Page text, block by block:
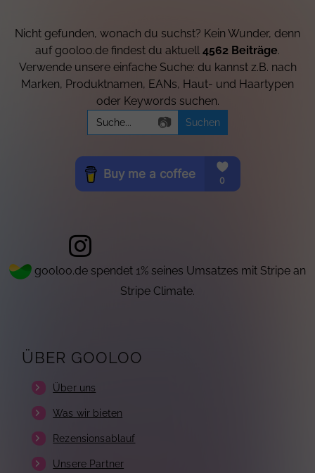
Nicht gefunden, wonach du suchst? Kein Wunder, denn
auf gooloo.de findest du aktuell 4562 Beiträge.
Verwende unsere einfache Suche: du kannst z.B. nach
Marken, Produktnamen, EANs, Haut- und Haartypen
oder Keywords suchen.
Search
for:
📷
gooloo.de spendet 1% seines Umsatzes mit Stripe an
Stripe Climate.
ÜBER GOOLOO
Über uns
Was wir bieten
Rezensionsablauf
Unsere Partner